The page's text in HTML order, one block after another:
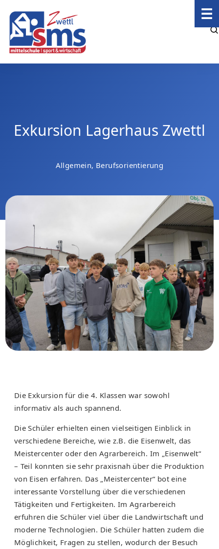
☰
Exkursion Lagerhaus Zwettl
Allgemein, Berufsorientierung
Die Exkursion für die 4. Klassen war sowohl
informativ als auch spannend.
Die Schüler erhielten einen vielseitigen Einblick in
verschiedene Bereiche, wie z.B. die Eisenwelt, das
Meistercenter oder den Agrarbereich. Im „Eisenwelt“
– Teil konnten sie sehr praxisnah über die Produktion
von Eisen erfahren. Das „Meistercenter“ bot eine
interessante Vorstellung über die verschiedenen
Tätigkeiten und Fertigkeiten. Im Agrarbereich
erfuhren die Schüler viel über die Landwirtschaft und
moderne Technologien. Die Schüler hatten zudem die
Möglichkeit, Fragen zu stellen, wodurch der Besuch